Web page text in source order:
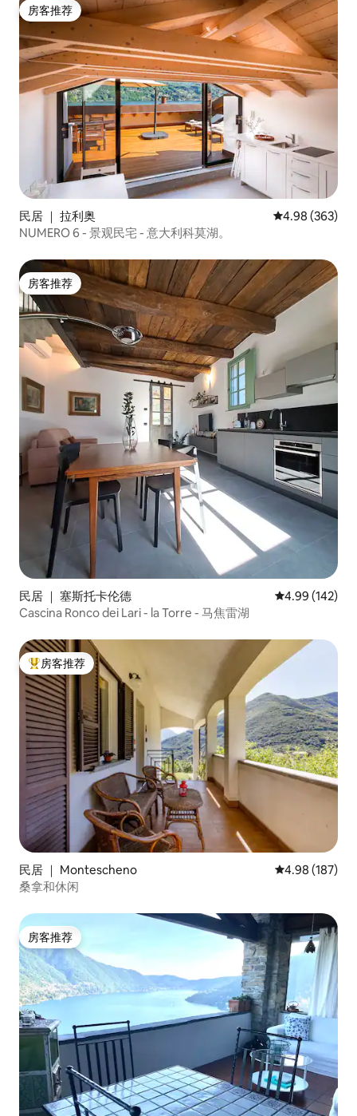
房客推荐
房客推荐
民居 ｜ 拉利奥 平均评分 4.98
4.98 (363)
NUMERO 6 - 景观民宅 - 意大利科莫湖。
房客推荐
房客推荐
民居 ｜ 塞斯托卡伦德 平均评分 4.99
4.99 (142)
Cascina Ronco dei Lari - la Torre - 马焦雷湖
热门「房客推荐」
房客推荐
民居 ｜ Montescheno 平均评分 4.98
4.98 (187)
桑拿和休闲
房客推荐
房客推荐